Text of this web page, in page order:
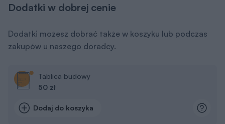
Dodatki w dobrej cenie
Dodatki możesz dobrać także w koszyku lub podczas
zakupów u naszego doradcy.
Tablica budowy
50 zł
Dodaj do koszyka